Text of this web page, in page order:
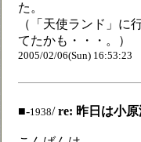
た。
（「天使ランド」に
てたかも・・・。）
2005/02/06(Sun) 16:53:23
■-1938/re: 昨日は小原